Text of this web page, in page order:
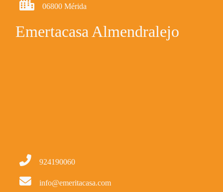
06800 Mérida
Emertacasa Almendralejo
924190060
info@emeritacasa.com